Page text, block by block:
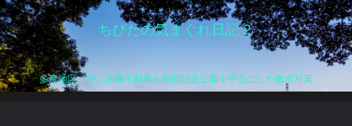
ちびたの気まぐれ日記２
多摩地区、特に高幡不動尊と昭和記念公園を中心にした散歩写真